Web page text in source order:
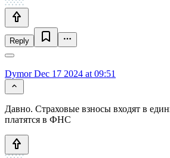
Reply
DymorDec 17 2024 at 09:51
Давно. Страховые взносы входят в
платятся в ФНС